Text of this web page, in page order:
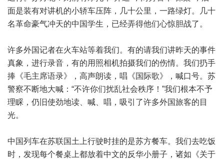
面是装有对讲机的小轿车压阵，几十公里，一路绿灯。几十
名革命豪气冲天的中国学生，已经弄得他们心惊胆战了。
许多外国记者在火车站等着我们。有的请我们讲昨天的事件
真象，进行录音，有的用照相机拍摄我们的伤情。我们扔手
捧《毛主席语录》，高声朗读，唱《国际歌》，喊口号。苏
警察不断地大喊：“不许你们扰乱社会秩序！”我们根本不予
理睬，仍旧使劲地读、喊、唱，吸引了许多外国旅客的目
光。
中国列车在苏联国土上行驶时挂的是苏方餐车。我们去吃饭
时，发现每个餐桌上都放着中文的反华小册子，诸如《关于